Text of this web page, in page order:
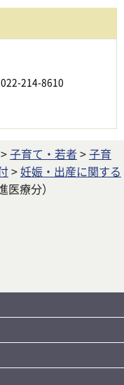
214-8610
>子育て・若者 >子育
>妊娠・出産に関する
療分）